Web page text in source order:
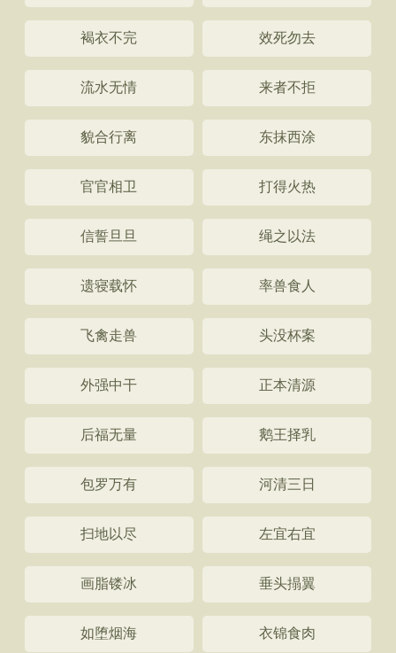
褐衣不完 效死勿去
流水无情 来者不拒
貌合行离 东抹西涂
官官相卫 打得火热
信誓旦旦 绳之以法
遗寝载怀 率兽食人
飞禽走兽 头没杯案
外强中干 正本清源
后福无量 鹅王择乳
包罗万有 河清三日
扫地以尽 左宜右宜
画脂镂冰 垂头搨翼
如堕烟海 衣锦食肉